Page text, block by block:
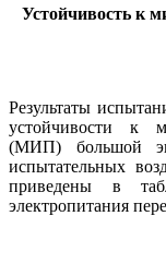
Устойчивость к
Результаты
устойчивости к
(МИП) большой
испытательных
приведены в
электропитания